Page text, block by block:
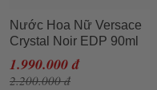
Nước Hoa Nữ Versace
Crystal Noir EDP 90ml
1.990.000 đ
2.200.000 đ